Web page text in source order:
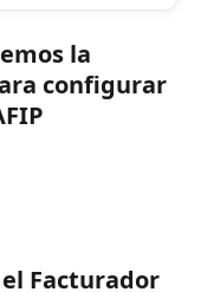
la
configurar
el Facturador